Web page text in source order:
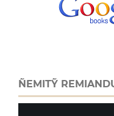
ÑEMITỸ